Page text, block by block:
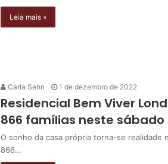
Leia mais »
Carla Sehn 1 de dezembro de 2022
Residencial Bem Viver
866 famílias neste sábado
O sonho da casa própria torna-se realidade
866…